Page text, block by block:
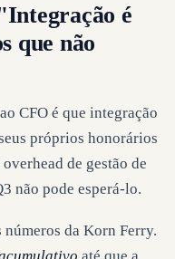
é
que não
CFO é que integração
próprios honorários
de gestão de
não pode esperá-lo.
da Korn Ferry.